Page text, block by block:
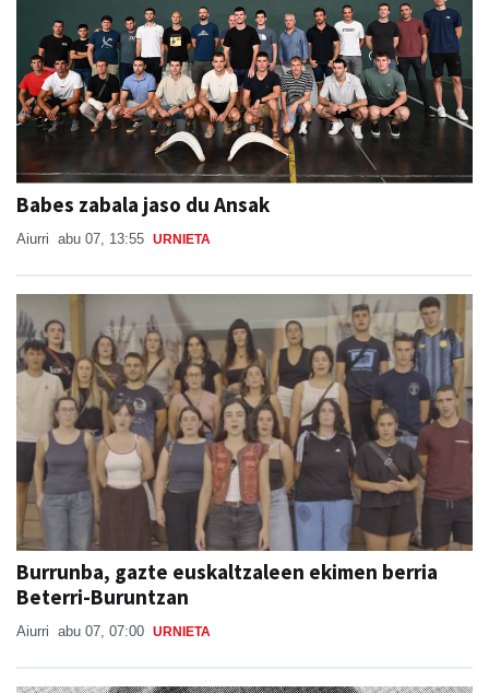
Babes zabala jaso du Ansak
Aiurri abu 07, 13:55 URNIETA
Burrunba, gazte euskaltzaleen ekimen berria
Beterri-Buruntzan
Aiurri abu 07, 07:00 URNIETA